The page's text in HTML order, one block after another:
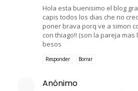
Hola esta buenisimo el blog
capis todos los dias che no
poner brava porq ve a simon
con thiago!! (son la pareja mas
besos
Responder Borrar
Anónimo